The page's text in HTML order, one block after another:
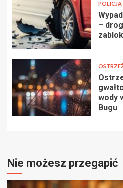
POLICJA
–
wody
Bugu
Nie możesz przegapić